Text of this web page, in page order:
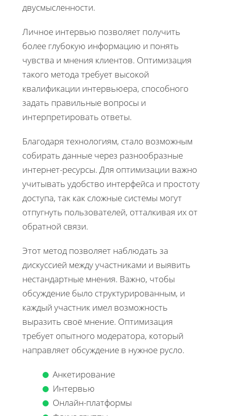
двусмысленности.
Личное интервью позволяет получить
более глубокую информацию и понять
чувства и мнения клиентов. Оптимизация
такого метода требует высокой
квалификации интервьюера, способного
задать правильные вопросы и
интерпретировать ответы.
Благодаря технологиям, стало возможным
собирать данные через разнообразные
интернет-ресурсы. Для оптимизации важно
учитывать удобство интерфейса и простоту
доступа, так как сложные системы могут
отпугнуть пользователей, отталкивая их от
обратной связи.
Этот метод позволяет наблюдать за
дискуссией между участниками и выявить
нестандартные мнения. Важно, чтобы
обсуждение было структурированным, и
каждый участник имел возможность
выразить своё мнение. Оптимизация
требует опытного модератора, который
направляет обсуждение в нужное русло.
Анкетирование
Интервью
Онлайн-платформы